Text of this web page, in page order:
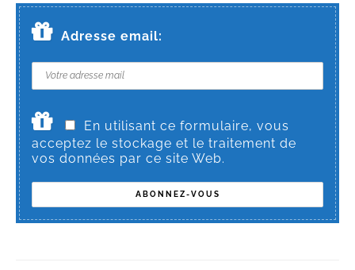
Adresse email:
En utilisant ce formulaire, vous
acceptez le stockage et le traitement de
vos données par ce site Web.